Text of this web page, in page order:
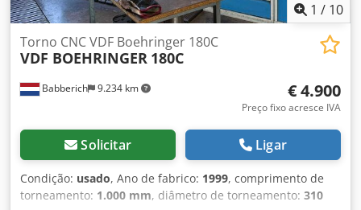
1 / 10
Babberich 9.234 km
Torno CNC VDF Boehringer 180C
VDF BOEHRINGER 180C
€ 4.900
Preço fixo acresce IVA
Solicitar Ligar
Condição: usado, Ano de fabrico: 1999, comprimento de
torneamento: 1.000 mm, diâmetro de torneamento: 310